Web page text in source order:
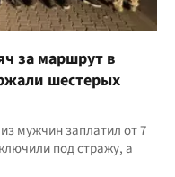
за маршрут в
шестерых
мужчин заплатил от 7
под стражу, а